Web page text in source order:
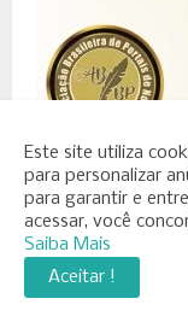
Este site utiliza
para personalizar
para garantir e
acessar, você
Saiba Mais
Aceitar !